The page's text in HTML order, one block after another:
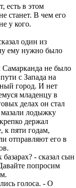
есть в этом
станет. В чем его
у кого.
один из
ему нужно было
Самарканда не было
с Запада на
город. И нет
младенцу в
делах он стал
лодыжку
держал
к пяти годам,
отправляют его в
- сказал сын
попросим
голоса. - О